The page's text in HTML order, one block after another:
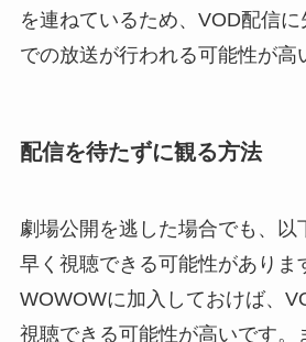
を連ねているため、VOD配信
での放送が行われる可能性が高
配信を待たずに観る方法
劇場公開を逃した場合でも、以
早く視聴できる可能性がありま
WOWOWに加入しておけば、
視聴できる可能性が高いです。